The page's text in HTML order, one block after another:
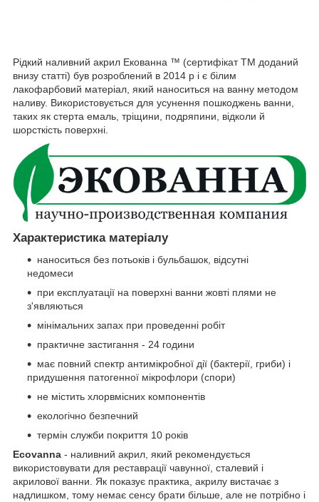
Рідкий наливний акрил Екованна ™ (сертифікат ТМ доданий
внизу статті) був розроблений в 2014 р і є білим
лакофарбовий матеріал, який наноситься на ванну методом
наливу. Використовується для усунення пошкоджень ванни,
таких як стерта емаль, тріщини, подряпини, відколи й
шорсткість поверхні.
Характеристика матеріалу
наноситься без потьоків і бульбашок, відсутні
недомеси
при експлуатації на поверхні ванни жовті плями не
з'являються
мінімальних запах при проведенні робіт
практичне застигання - 24 години
має повний спектр антимікробної дії (бактерії, гриби) і
придушення патогенної мікрофлори (спори)
не містить хлорвмісних компонентів
екологічно безпечний
термін служби покриття 10 років
Ecovanna - наливний акрил, який рекомендується
використовувати для реставрації чавунної, сталевий і
акрилової ванни. Як показує практика, акрилу вистачає з
надлишком, тому немає сенсу брати більше, але не потрібно і